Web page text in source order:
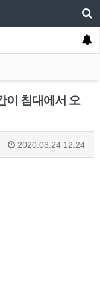
이 침대에서 오
2020.03.24 12:24